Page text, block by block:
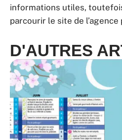
informations utiles,
parcourir le site de
D'AUTRES